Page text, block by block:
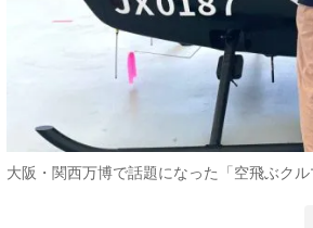
大阪・関西万博で話題になった「空飛ぶクル